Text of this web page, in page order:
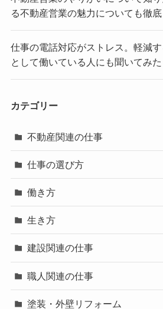
る不動産営業の魅力についても徹
仕事の電話対応がストレス。軽減
として働いている人にも聞いてみた
カテゴリー
不動産関連の仕事
仕事の選び方
働き方
生き方
建設関連の仕事
職人関連の仕事
塗装・外壁リフォーム